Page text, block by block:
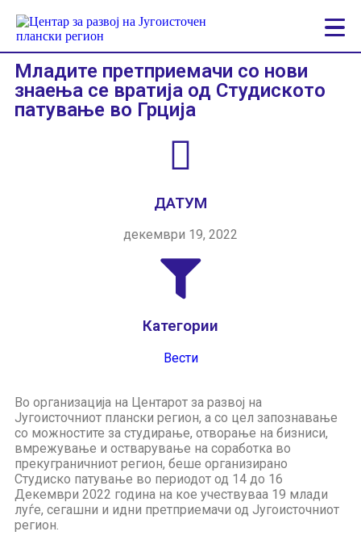
Младите претприемачи со нови
знаења се вратија од Студиското
патување во Грција
ДАТУМ
декември 19, 2022
Категории
Вести
Во организација на Центарот за развој на
Југоисточниот плански регион, а со цел запознавање
со можностите за студирање, отворање на бизниси,
вмрежување и остварување на соработка во
прекуграничниот регион, беше организирано
Студиско патување во периодот од 14 до 16
Декември 2022 година на кое учествуваа 19 млади
луѓе, сегашни и идни претприемачи од Југоисточниот
регион.